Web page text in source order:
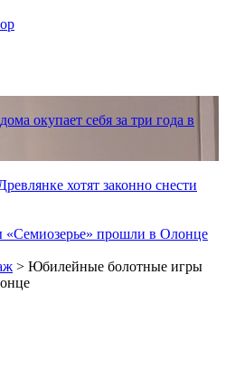
окупает себя за три года в
хотят законно снести
прошли в Олонце
> Юбилейные болотные игры